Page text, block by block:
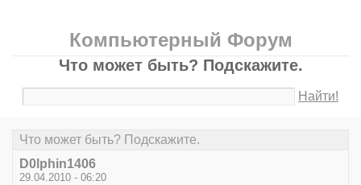
Компьютерный Форум
Что может быть? Подскажите.
Найти!
Что может быть? Подскажите.
D0lphin1406
29.04.2010 - 06:20